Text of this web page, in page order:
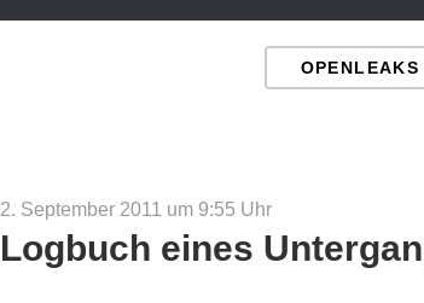
2. September 2011 um 9:55 Uhr
Logbuch eines